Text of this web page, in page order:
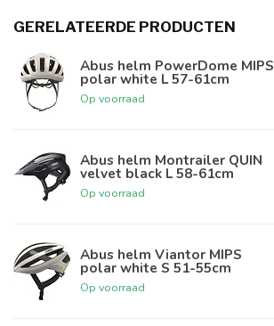
GERELATEERDE PRODUCTEN
Abus helm PowerDome MIPS
polar white L 57-61cm
Op voorraad
Abus helm Montrailer QUIN
velvet black L 58-61cm
Op voorraad
Abus helm Viantor MIPS
polar white S 51-55cm
Op voorraad